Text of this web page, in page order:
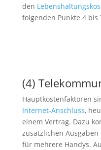
den
folgenden Punkte 4 bis
(4)
Hauptkostenfaktoren
Internet-Anschluss,
einem Vertrag. Dazu
zusätzlichen
für mehrere Handys.